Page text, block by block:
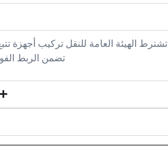
تشترط الهيئة العامة للنقل تركيب أجهزة
تضمن الربط